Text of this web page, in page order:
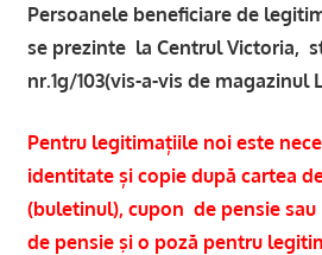
Persoanele beneficiare de
se prezinte la Centrul Victoria,
nr.1g/103(vis-a-vis de magazinul
Pentru legitimațiile noi este
identitate șicopie după cartea
(buletinul), cupon de pensie sau
de pensie şi o poză pentru